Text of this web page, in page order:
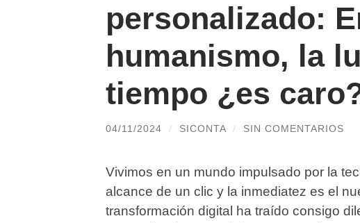
personalizado:
humanismo, la
tiempo ¿es
04/11/2024 / SICONTA / SIN COMENTARIOS
Vivimos en un mundo impulsado por la
alcance de un clic y la inmediatez es el
transformación digital ha traído consigo